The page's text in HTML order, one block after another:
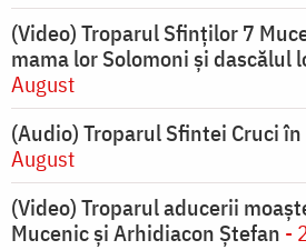
(Video) Troparul Sfinților 7
mama lor Solomoni și dascălul
August
(Audio) Troparul Sfintei Cruci
August
(Video) Troparul aducerii
Mucenic și Arhidiacon Ștefan -